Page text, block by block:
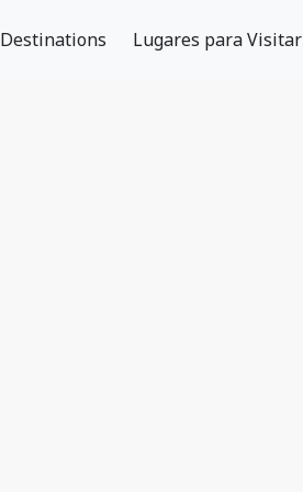
Destinations Lugares para Visitar